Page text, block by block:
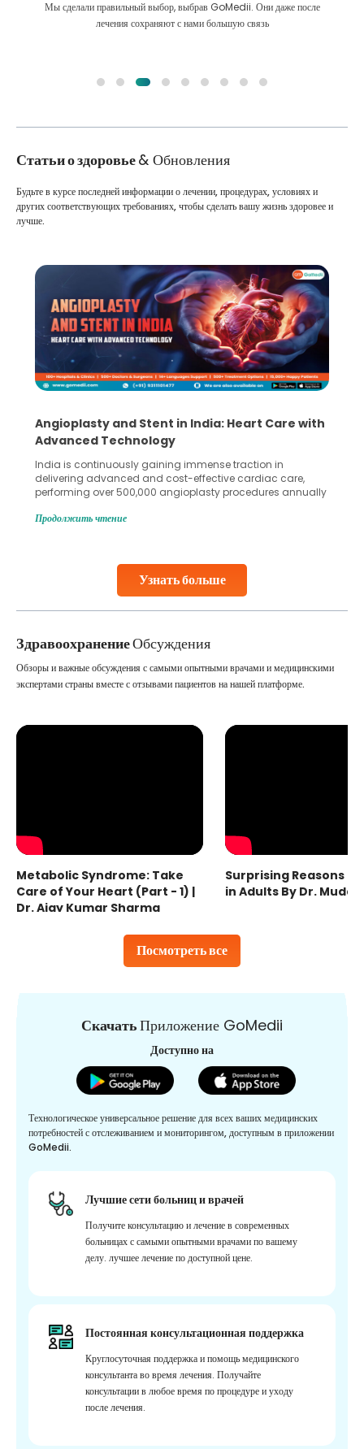
Мы сделали правильный выбор, выбрав GoMedii. Они даже после
лечения сохраняют с нами большую связь
Статьи о здоровье& Обновления
Узнать больше
Будьте в курсе последней информации о лечении, процедурах, условиях и
других соответствующих требованиях, чтобы сделать вашу жизнь здоровее и
лучше.
Angioplasty and Stent in India: Heart Care with
Advanced Technology
India is continuously gaining immense traction in
delivering advanced and cost-effective cardiac care,
performing over 500,000 angioplasty procedures annually
globe are searching for treatments like angioplasty and
Studies, such as one published
Продолжить чтение
ЗдравоохранениеОбсуждения
Посмотреть все
Обзоры и важные обсуждения с самыми опытными врачами и медицинскими
экспертами страны вместе с отзывами пациентов на нашей платформе.
Metabolic Syndrome: Take
Care of Your Heart (Part - 1) |
Dr. Ajay Kumar Sharma
Surprising Reasons
in Adults By Dr.
СкачатьПриложение GoMedii
Доступно на
Технологическое универсальное решение для всех ваших медицинских
потребностей с отслеживанием и мониторингом, доступным в приложении
GoMedii.
Лучшие сети больниц и врачей
Получите консультацию и лечение в современных
больницах с самыми опытными врачами по вашему
делу. лучшее лечение по доступной цене.
Постоянная консультационная поддержка
Круглосуточная поддержка и помощь медицинского
консультанта во время лечения. Получайте
консультации в любое время по процедуре и уходу
после лечения.